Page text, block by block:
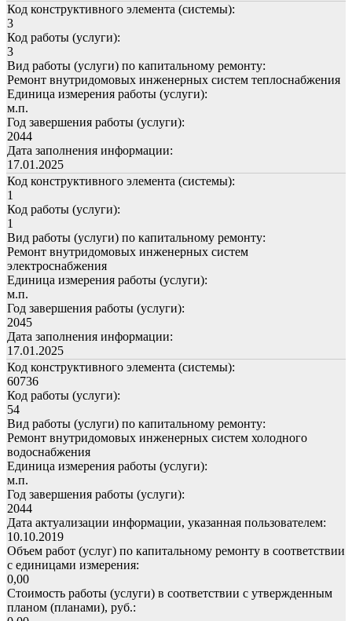
Код конструктивного элемента (системы):
3
Код работы (услуги):
3
Вид работы (услуги) по капитальному ремонту:
Ремонт внутридомовых инженерных систем теплоснабжения
Единица измерения работы (услуги):
м.п.
Год завершения работы (услуги):
2044
Дата заполнения информации:
17.01.2025
Код конструктивного элемента (системы):
1
Код работы (услуги):
1
Вид работы (услуги) по капитальному ремонту:
Ремонт внутридомовых инженерных систем
электроснабжения
Единица измерения работы (услуги):
м.п.
Год завершения работы (услуги):
2045
Дата заполнения информации:
17.01.2025
Код конструктивного элемента (системы):
60736
Код работы (услуги):
54
Вид работы (услуги) по капитальному ремонту:
Ремонт внутридомовых инженерных систем холодного
водоснабжения
Единица измерения работы (услуги):
м.п.
Год завершения работы (услуги):
2044
Дата актуализации информации, указанная пользователем:
10.10.2019
Объем работ (услуг) по капитальному ремонту в соответствии
с единицами измерения:
0,00
Стоимость работы (услуги) в соответствии с утвержденным
планом (планами), руб.: